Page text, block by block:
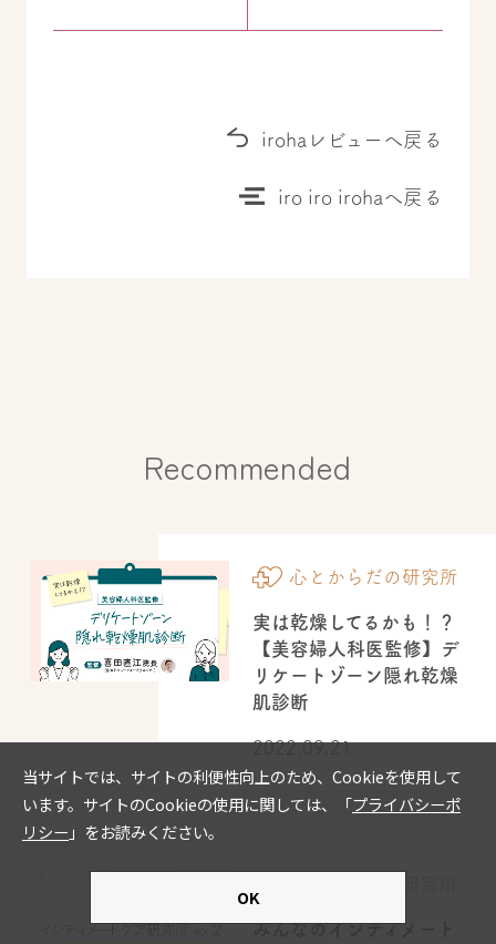
irohaレビューへ戻る
iro iro irohaへ戻る
Recommended
心とからだの研究所
実は乾燥してるかも！？
【美容婦人科医監修】デ
リケートゾーン隠れ乾燥
肌診断
2022.09.21
みんなのインティメート